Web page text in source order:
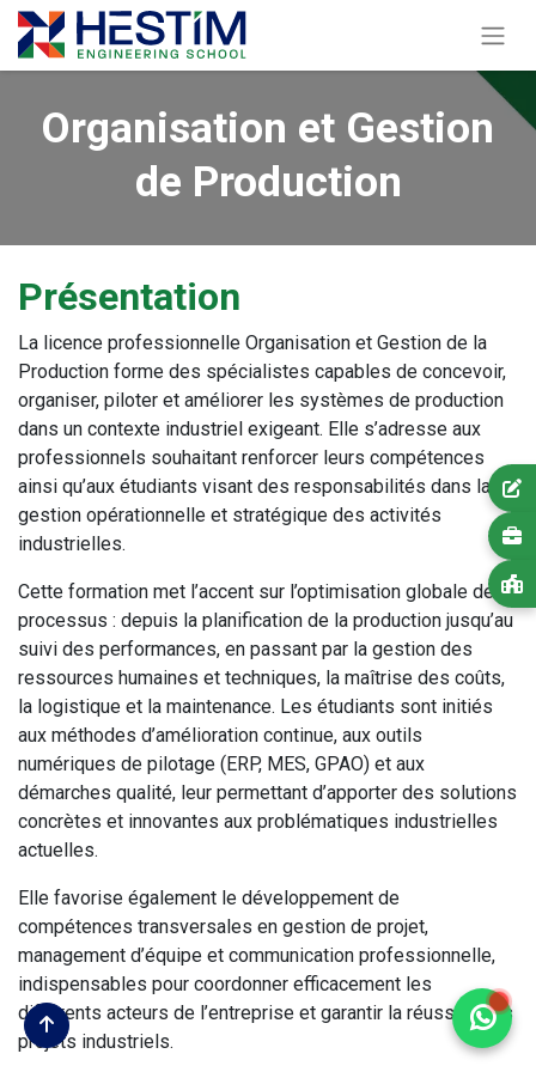
Organisation et Gestion
de Production
Présentation
La licence professionnelle Organisation et Gestion de la
Production forme des spécialistes capables de concevoir,
organiser, piloter et améliorer les systèmes de production
dans un contexte industriel exigeant. Elle s’adresse aux
professionnels souhaitant renforcer leurs compétences
ainsi qu’aux étudiants visant des responsabilités dans la
gestion opérationnelle et stratégique des activités
industrielles.
Cette formation met l’accent sur l’optimisation globale des
processus : depuis la planification de la production jusqu’au
suivi des performances, en passant par la gestion des
ressources humaines et techniques, la maîtrise des coûts,
la logistique et la maintenance. Les étudiants sont initiés
aux méthodes d’amélioration continue, aux outils
numériques de pilotage (ERP, MES, GPAO) et aux
démarches qualité, leur permettant d’apporter des solutions
concrètes et innovantes aux problématiques industrielles
actuelles.
Elle favorise également le développement de
compétences transversales en gestion de projet,
management d’équipe et communication professionnelle,
indispensables pour coordonner efficacement les
différents acteurs de l’entreprise et garantir la réussite des
projets industriels.